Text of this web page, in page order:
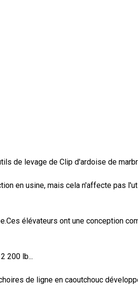
de levage de Clip d'ardoise de
en usine, mais cela n'affecte pas
élévateurs ont une conception
200 lb...
de ligne en caoutchouc